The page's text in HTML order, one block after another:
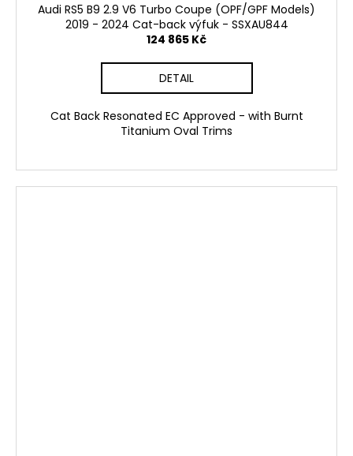
Audi RS5 B9 2.9 V6 Turbo Coupe (OPF/GPF Models)
2019 - 2024 Cat-back výfuk - SSXAU844
124 865 Kč
DETAIL
Cat Back Resonated EC Approved - with Burnt
Titanium Oval Trims